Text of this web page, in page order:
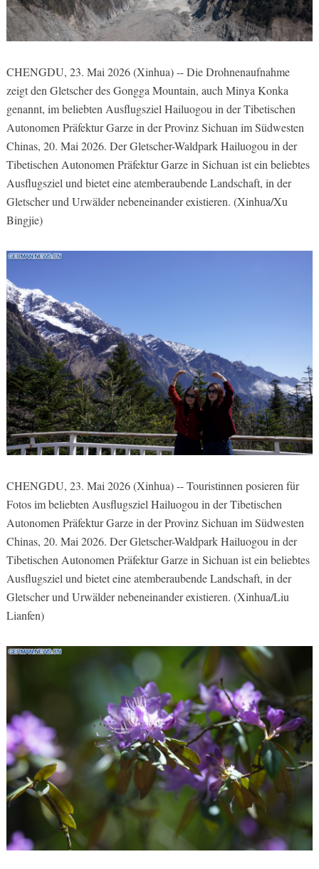
CHENGDU, 23. Mai 2026 (Xinhua) -- Die Drohnenaufnahme
zeigt den Gletscher des Gongga Mountain, auch Minya Konka
genannt, im beliebten Ausflugsziel Hailuogou in der Tibetischen
Autonomen Präfektur Garze in der Provinz Sichuan im Südwesten
Chinas, 20. Mai 2026. Der Gletscher-Waldpark Hailuogou in der
Tibetischen Autonomen Präfektur Garze in Sichuan ist ein beliebtes
Ausflugsziel und bietet eine atemberaubende Landschaft, in der
Gletscher und Urwälder nebeneinander existieren. (Xinhua/Xu
Bingjie)
CHENGDU, 23. Mai 2026 (Xinhua) -- Touristinnen posieren für
Fotos im beliebten Ausflugsziel Hailuogou in der Tibetischen
Autonomen Präfektur Garze in der Provinz Sichuan im Südwesten
Chinas, 20. Mai 2026. Der Gletscher-Waldpark Hailuogou in der
Tibetischen Autonomen Präfektur Garze in Sichuan ist ein beliebtes
Ausflugsziel und bietet eine atemberaubende Landschaft, in der
Gletscher und Urwälder nebeneinander existieren. (Xinhua/Liu
Lianfen)